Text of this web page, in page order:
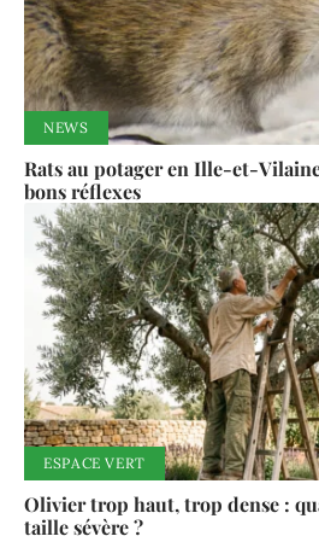
NEWS
Rats au potager en Ille-et-
bons réflexes
ESPACE VERT
Olivier trop haut, trop dense :
taille sévère ?